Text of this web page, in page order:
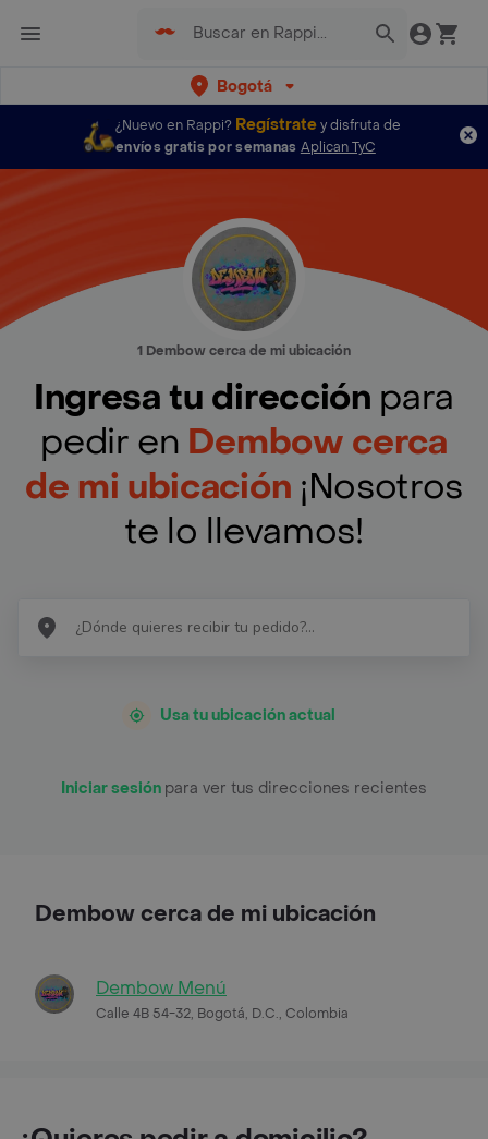
Bogotá
¿Nuevo en Rappi? Regístratey disfruta de
envíos gratis por semanas Aplican TyC
1 Dembow cerca de mi ubicación
Ingresa tu dirección para
pedir en Dembow cerca
de mi ubicación ¡Nosotros
te lo llevamos!
Usa tu ubicación actual
Iniciar sesión para ver tus direcciones recientes
Dembow cerca de mi ubicación
Dembow Menú
Calle 4B 54-32, Bogotá, D.C., Colombia